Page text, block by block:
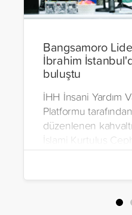
Bangsamoro
İbrahim
buluştu
İHH İnsani Yardım
Platformu
düzenlenen
İslami Kurtuluş
Bangsamoro
Başbakanı Hacı
mensuplarıyla bir